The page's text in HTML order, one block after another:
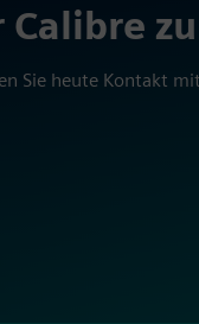
Sie heute Kontakt